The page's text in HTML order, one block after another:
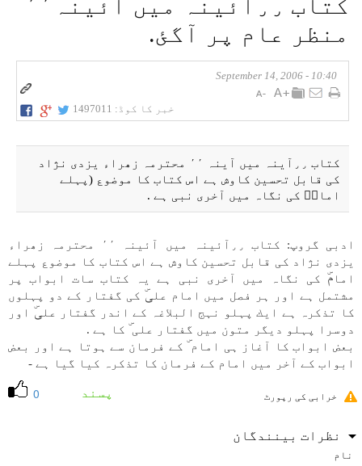
منظر عام پر آگئ.
10:40 - September 14, 2006
خبر کا کوڈ: 1497011
كتاب ٫٫آينہ میں آينہ ٬٬ محترمہ زھراء يزدی نژاد
كی قابل تحسين كاوش ہے اس كتاب كا موضوع (پہلے
امامۜ كی نگاہ میں آخری نبی ہے .
ادبی گروپ: كتاب ٫٫آئينہ میں آئينہ ٬٬ محترمہ زھراء
يزدی نژاد كی قابل تحسين كاوش ہے اس كتاب كا موضوع پہلے
امامۜ كی نگاہ میں آخری نبی ہے یہ كتاب سات ابواب پر
مشتمل ہے اور ہر فصل میں امام علیۜ كی گفتار كے دو پہلوں
كا تذكرہ ہے ايك پہلو نہج البلاغہ كے اندر گفتار علیۜ اور
دوسرا پہلو ديگر متون میں گفتار علی ۜ كا ہے .
بعض ابواب كا آغاز ہی امام ۜ كے فرمان سے ہوتا ہے اور بعض
ابواب كے آخر میں امام كے فرمان كا تذكرہ كيا گيا ہے -
0 پسند خرابی کی رپورٹ
نظرات بینندگان
نام